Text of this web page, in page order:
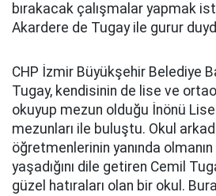
bırakacak çalışmalar yapmak
Akardere de Tugay ile gurur
CHP İzmir Büyükşehir Belediye
Tugay, kendisinin de lise ve
okuyup mezun olduğu İnönü
mezunları ile buluştu. Okul
öğretmenlerinin yanında
yaşadığını dile getiren Cemil
güzel hatıraları olan bir okul.